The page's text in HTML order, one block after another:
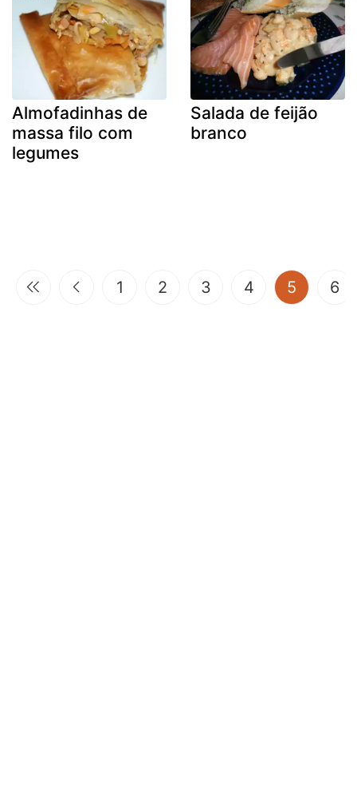
Almofadinhas de
massa filo com
legumes
Salada de feijão
branco
1 2 3 4 5 6